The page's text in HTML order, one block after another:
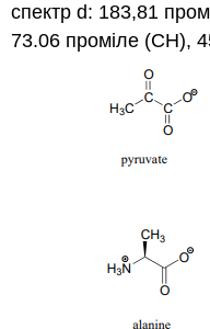
спектр d: 183,81
73.06 проміле (СН),